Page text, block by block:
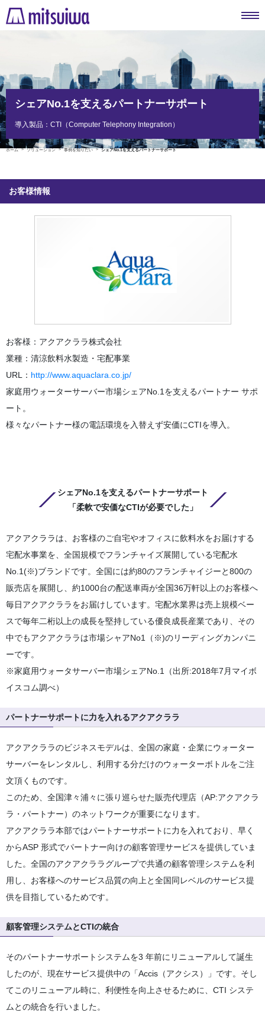
シェアNo.1を支えるパートナーサポート
導入製品：CTI（Computer Telephony Integration）
ホーム ソリューション 事例を知りたい シェアNo.1を支えるパートナーサポート
お客様情報
お客様：アクアクララ株式会社
業種：清涼飲料水製造・宅配事業
URL： http://www.aquaclara.co.jp/
家庭用ウォーターサーバー市場シェアNo.1を支えるパートナー サポ
ート。
様々なパートナー様の電話環境を入替えず安価にCTIを導入。
シェアNo.1を支えるパートナーサポート
「柔軟で安価なCTIが必要でした」
アクアクララは、お客様のご自宅やオフィスに飲料水をお届けする
宅配水事業を、全国規模でフランチャイズ展開している宅配水
No.1(※)ブランドです。全国には約80のフランチャイジーと800の
販売店を展開し、約1000台の配送車両が全国36万軒以上のお客様へ
毎日アクアクララをお届けしています。宅配水業界は売上規模ベー
スで毎年二桁以上の成長を堅持している優良成長産業であり、その
中でもアクアクララは市場シャアNo1（※)のリーディングカンパニ
ーです。
※家庭用ウォータサーバー市場シェアNo.1（出所:2018年7月マイボ
イスコム調べ）
パートナーサポートに力を入れるアクアクララ
アクアクララのビジネスモデルは、全国の家庭・企業にウォーター
サーバーをレンタルし、利用する分だけのウォーターボトルをご注
文頂くものです。
このため、全国津々浦々に張り巡らせた販売代理店（AP:アクアクラ
ラ・パートナー）のネットワークが重要になります。
アクアクララ本部ではパートナーサポートに力を入れており、早く
からASP 形式でパートナー向けの顧客管理サービスを提供していま
した。全国のアクアクララグループで共通の顧客管理システムを利
用し、お客様へのサービス品質の向上と全国同レベルのサービス提
供を目指しているためです。
顧客管理システムとCTIの統合
そのパートナーサポートシステムを3 年前にリニューアルして誕生
したのが、現在サービス提供中の「Accis（アクシス）」です。そし
てこのリニューアル時に、利便性を向上させるために、CTI システ
ムとの統合を行いました。